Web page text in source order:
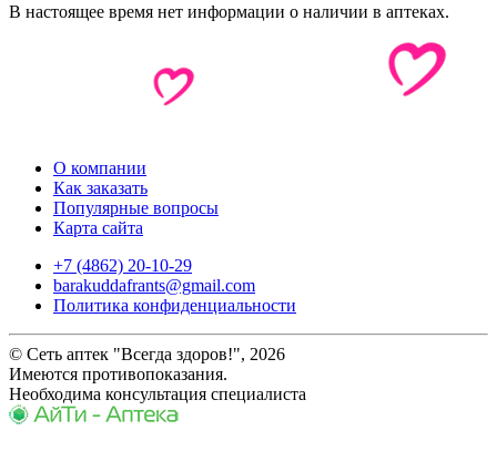
В настоящее время нет информации о наличии в аптеках.
О компании
Как заказать
Популярные вопросы
Карта сайта
+7 (4862) 20-10-29
barakuddafrants@gmail.com
Политика конфиденциальности
© Сеть аптек "Всегда здоров!", 2026
Имеются противопоказания.
Необходима консультация специалиста